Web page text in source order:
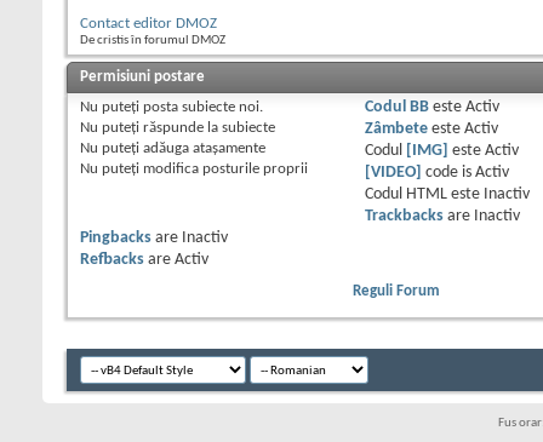
Contact editor DMOZ
De cristis în forumul DMOZ
Permisiuni postare
Nu puteţi posta subiecte noi.
Nu puteţi răspunde la subiecte
Nu puteţi adăuga ataşamente
Nu puteţi modifica posturile proprii
Codul BBeste Activ
Zâmbeteeste Activ
Codul
[IMG] este Activ
[VIDEO] code is Activ
Codul HTML este
Inactiv
Trackbacksare
Inactiv
Pingbacks are
Inactiv
Refbacks are Activ
Reguli Forum
Fus